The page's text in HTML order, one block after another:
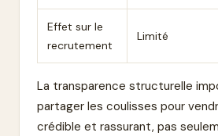
Effet sur le
recrutement
Limité
La transparence structurelle
partager les coulisses pour
crédible et rassurant, pas